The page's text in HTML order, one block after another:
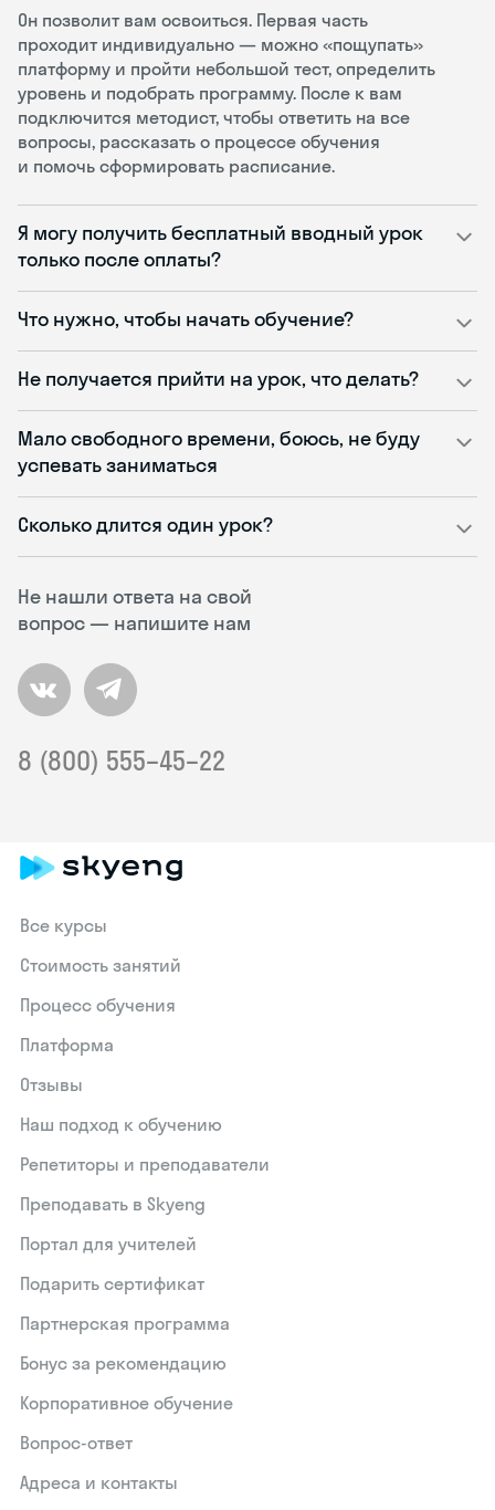
Не нашли ответа на свой
вопрос — напишите нам
8 (800) 555–45–22
Он позволит вам освоиться. Первая часть
проходит индивидуально — можно «пощупать»
платформу и пройти небольшой тест, определить
уровень и подобрать программу. После к вам
подключится методист, чтобы ответить на все
вопросы, рассказать о процессе обучения
и помочь сформировать расписание.
Я могу получить бесплатный вводный урок
только после оплаты?
Что нужно, чтобы начать обучение?
Не получается прийти на урок, что делать?
Мало свободного времени, боюсь, не буду
успевать заниматься
Сколько длится один урок?
Все курсы
Стоимость занятий
Процесс обучения
Платформа
Отзывы
Наш подход к обучению
Репетиторы и преподаватели
Преподавать в Skyeng
Портал для учителей
Подарить сертификат
Партнерская программа
Бонус за рекомендацию
Корпоративное обучение
Вопрос-ответ
Адреса и контакты